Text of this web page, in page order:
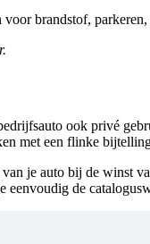
brandstof,
ook privé
met een flinke
je auto bij de
de